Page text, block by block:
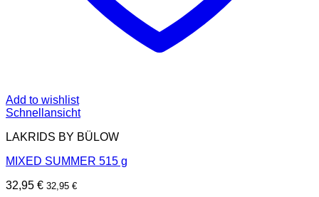
Add to wishlist
Schnellansicht
LAKRIDS BY BÜLOW
MIXED SUMMER 515 g
32,95 € 32,95 €